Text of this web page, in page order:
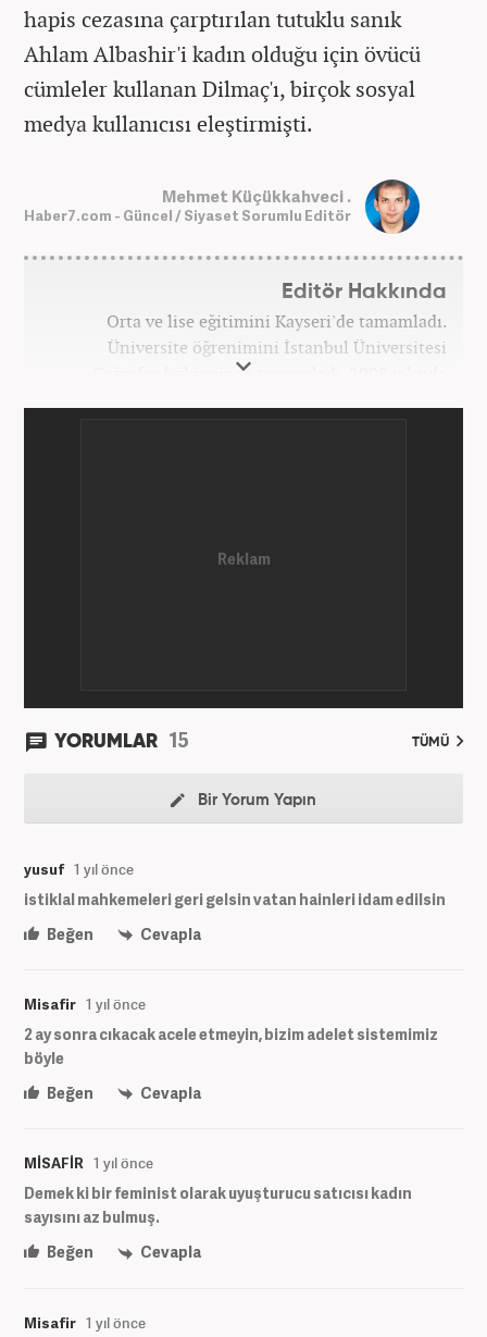
hapis cezasına çarptırılan tutuklu sanık
Ahlam Albashir'i kadın olduğu için övücü
cümleler kullanan Dilmaç'ı, birçok sosyal
medya kullanıcısı eleştirmişti.
Mehmet Küçükkahveci .
Haber7.com - Güncel / Siyaset Sorumlu Editör
Editör Hakkında
Orta ve lise eğitimini Kayseri'de tamamladı.
Üniversite öğrenimini İstanbul Üniversitesi
Coğrafya bölümünde tamamladı. 2008 yılında
YORUMLAR 15 TÜMÜ
Bir Yorum Yapın
yusuf 1 yıl önce
istiklal mahkemeleri geri gelsin vatan hainleri idam edilsin
Beğen
Cevapla
Misafir 1 yıl önce
2 ay sonra cıkacak acele etmeyin, bizim adelet sistemimiz
böyle
Beğen
Cevapla
MİSAFİR 1 yıl önce
Demek ki bir feminist olarak uyuşturucu satıcısı kadın
sayısını az bulmuş.
Beğen
Cevapla
Misafir 1 yıl önce